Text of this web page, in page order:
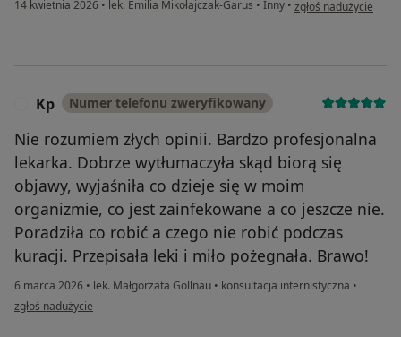
14 kwietnia 2026 • lek. Emilia Mikołajczak-Garus • Inny • zgłoś nadużycie
Kp Numer telefonu zweryfikowany
Nie rozumiem złych opinii. Bardzo profesjonalna
lekarka. Dobrze wytłumaczyła skąd biorą się
objawy, wyjaśniła co dzieje się w moim
organizmie, co jest zainfekowane a co jeszcze nie.
Poradziła co robić a czego nie robić podczas
kuracji. Przepisała leki i miło pożegnała. Brawo!
6 marca 2026 • lek. Małgorzata Gollnau • konsultacja internistyczna •
w opinii użytkownika Kp
zgłoś nadużycie